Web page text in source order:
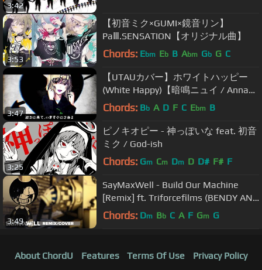
3:42
3:53
【初音ミク×GUMI×鏡音リン】
PaⅢ.SENSATION【オリジナル曲】
Chords: Ebm Eb B Abm Gb G C
3:47
【UTAUカバー】ホワイトハッピー
(White Happy)【暗鳴ニュイ / Anna
Nyui】+UST DL
Chords: Bb A D F C Ebm B
3:25
ピノキオピー - 神っぽいな feat. 初音
ミク / God-ish
Chords: Gm Cm Dm D D# F# F
3:49
SayMaxWell - Build Our Machine
[Remix] ft. Triforcefilms (BENDY AND
THE INK MACHINE SONG)
Chords: Dm Bb C A F Gm G
About ChordU Features Terms Of Use
Privacy Policy